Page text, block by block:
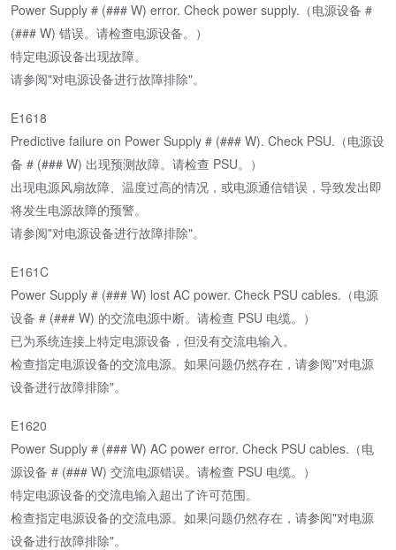
Power Supply # (### W) error. Check power supply.（电源设备 #
(### W) 错误。请检查电源设备。）
特定电源设备出现故障。
请参阅"对电源设备进行故障排除"。
E1618
Predictive failure on Power Supply # (### W). Check PSU.（电源设
备 # (### W) 出现预测故障。请检查 PSU。）
出现电源风扇故障、温度过高的情况，或电源通信错误，导致发出即
将发生电源故障的预警。
请参阅"对电源设备进行故障排除"。
E161C
Power Supply # (### W) lost AC power. Check PSU cables.（电源
设备 # (### W) 的交流电源中断。请检查 PSU 电缆。）
已为系统连接上特定电源设备，但没有交流电输入。
检查指定电源设备的交流电源。如果问题仍然存在，请参阅"对电源
设备进行故障排除"。
E1620
Power Supply # (### W) AC power error. Check PSU cables.（电
源设备 # (### W) 交流电源错误。请检查 PSU 电缆。）
特定电源设备的交流电输入超出了许可范围。
检查指定电源设备的交流电源。如果问题仍然存在，请参阅"对电源
设备进行故障排除"。